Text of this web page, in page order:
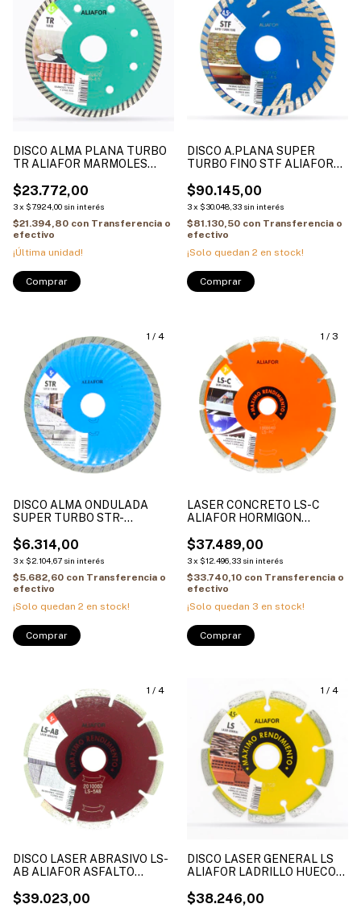
DISCO ALMA PLANA TURBO
TR ALIAFOR MARMOLES
$23.772,00
3x $7.924,00 sin interés
$21.394,80 con Transferencia o
efectivo
¡Última unidad!
Comprar
DISCO A.PLANA SUPER
TURBO FINO STF ALIAFOR
PIEDRAS DURAS
$90.145,00
3x $30.048,33 sin interés
$81.130,50 con Transferencia o
efectivo
¡Solo quedan 2 en stock!
Comprar
1 / 4
DISCO ALMA ONDULADA
SUPER TURBO STR-
NEGRA MOSAICOS DUROS
$6.314,00
3x $2.104,67 sin interés
$5.682,60 con Transferencia o
efectivo
¡Solo quedan 2 en stock!
Comprar
1 / 3
LASER CONCRETO LS-C
ALIAFOR HORMIGON
$37.489,00
3x $12.496,33 sin interés
$33.740,10 con Transferencia o
efectivo
¡Solo quedan 3 en stock!
Comprar
1 / 4
DISCO LASER ABRASIVO LS-
AB ALIAFOR ASFALTO
FRESCO
$39.023,00
1 / 4
DISCO LASER GENERAL LS
ALIAFOR LADRILLO HUECO
$38.246,00